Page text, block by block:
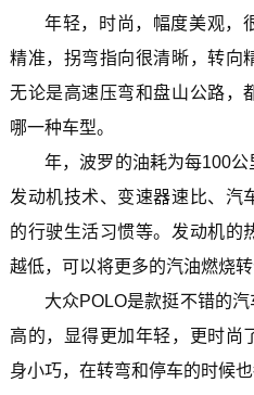
年轻，时尚，幅度美观，
精准，拐弯指向很清晰，转向
无论是高速压弯和盘山公路，
哪一种车型。
年，波罗的油耗为每100
发动机技术、变速器速比、汽
的行驶生活习惯等。发动机的
越低，可以将更多的汽油燃烧
大众POLO是款挺不错的
高的，显得更加年轻，更时尚
身小巧，在转弯和停车的时候也